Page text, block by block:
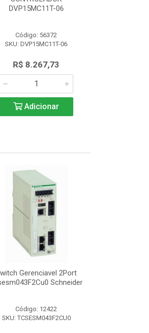
DVP15MC11T-06
Código: 56372
SKU: DVP15MC11T-06
R$ 8.267,73
Adicionar
Gerenciavel 2Port
Schneider
Código: 12422
SKU: TCSESM043F2CU0